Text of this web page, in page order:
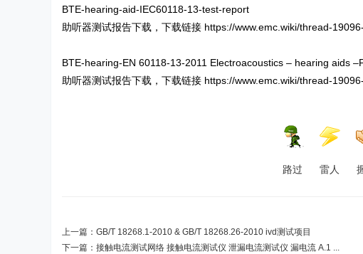
BTE-hearing-aid-IEC60118-13-test-report
助听器测试报告下载，下载链接 https://www.emc.wiki/thread-
BTE-hearing-EN 60118-13-2011 Electroacoustics – hearing aids
助听器测试报告下载，下载链接 https://www.emc.wiki/thread-
路过 雷人
上一篇： GB/T 18268.1-2010 & GB/T 18268.26-2010 ivd测试项目
下一篇： 接触电流测试网络 接触电流测试仪 泄漏电流测试仪 漏电流 A.1 ...